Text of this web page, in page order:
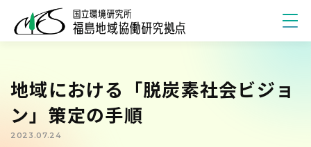
研究概要
地域における「脱炭素社会ビジョ
ン」策定の手順
2023.07.24